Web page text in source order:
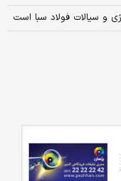
و سیالات فولاد سبا است